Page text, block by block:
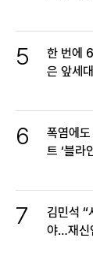
5
한 번에
은 앞세
6
폭염에
트 ‘블라
7
김민석 “
야…재신